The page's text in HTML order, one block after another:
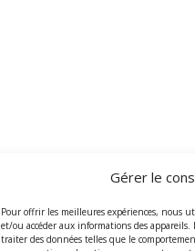
Gérer le
Pour offrir les meilleures expériences, nous
et/ou accéder aux informations des
traiter des données telles que le